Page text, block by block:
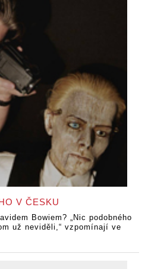
V ČESKU
Bowiem? „Nic podobného
už neviděli,“ vzpomínají ve